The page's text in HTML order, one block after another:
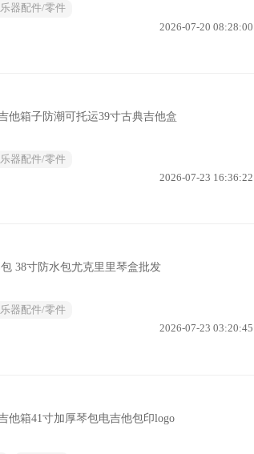
乐器配件/零件
2026-07-20 08:28:00
他箱子防潮可托运39寸古典吉他盒
乐器配件/零件
2026-07-23 16:36:22
38寸防水包尤克里里琴盒批发
乐器配件/零件
2026-07-23 03:20:45
他箱41寸加厚琴包电吉他包印logo